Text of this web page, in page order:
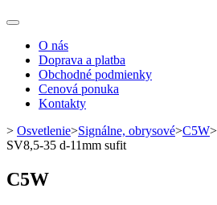
Toggle
navigationO nás
Doprava a platba
Obchodné podmienky
Cenová ponuka
Kontakty
> Osvetlenie>Signálne, obrysové>C5W>
SV8,5-35 d-11mm sufit
C5W